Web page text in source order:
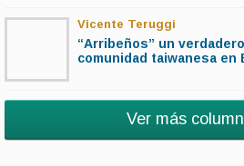
Vicente Teruggi
“Arribeños” un
comunidad taiwanesa en
Ver más